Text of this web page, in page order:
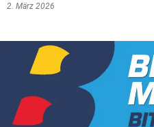
2. März 2026